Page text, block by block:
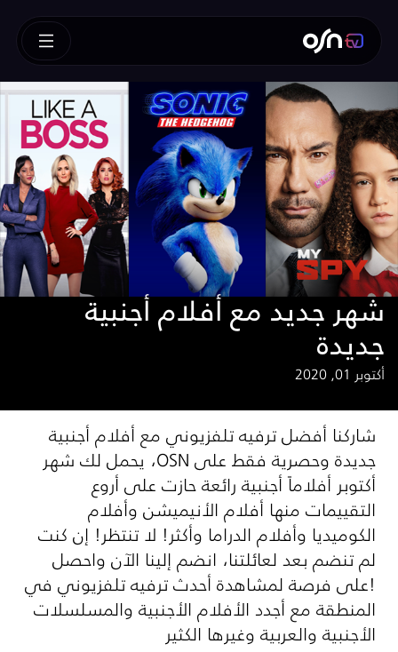
شهر جديد مع أفلام أجنبية
جديدة
أكتوبر 01, 2020
شاركنا أفضل ترفيه تلفزيوني مع أفلام أجنبية
جديدة وحصرية فقط علىOSN، يحمل لك شهر
أكتوبر أفلاماً أجنبية رائعة حازت على أروع
التقييمات منها أفلام الأنيميشن وأفلام
الكوميديا وأفلام الدراما وأكثر! لا تنتظر! إن كنت
لم تنضم بعد لعائلتنا، انضم إلينا الآن واحصل
!على فرصة لمشاهدة أحدث ترفيه تلفزيوني في
المنطقة مع أجدد الأفلام الأجنبية والمسلسلات
الأجنبية والعربية وغيرها الكثير